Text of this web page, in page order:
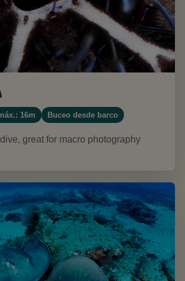
16m Buceo desde barco
great for macro photography